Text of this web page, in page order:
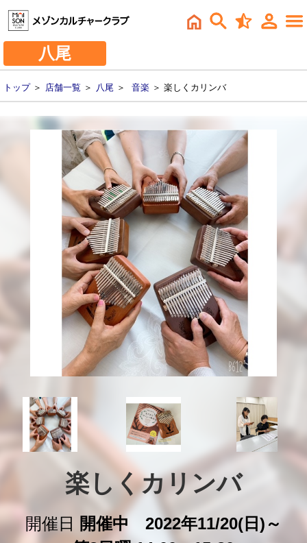
八尾
トップ＞ 店舗一覧 ＞ 八尾 ＞ 音楽 ＞ 楽しくカリンバ
楽しくカリンバ
開催日
開催中 2022年11/20(日)～